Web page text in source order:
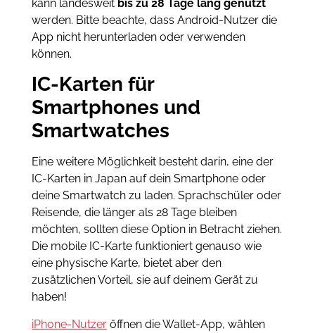
kann landesweit bis zu 28 Tage lang genutzt
werden. Bitte beachte, dass Android-Nutzer die
App nicht herunterladen oder verwenden
können.
IC-Karten für
Smartphones und
Smartwatches
Eine weitere Möglichkeit besteht darin, eine der
IC-Karten in Japan auf dein Smartphone oder
deine Smartwatch zu laden. Sprachschüler oder
Reisende, die länger als 28 Tage bleiben
möchten, sollten diese Option in Betracht ziehen.
Die mobile IC-Karte funktioniert genauso wie
eine physische Karte, bietet aber den
zusätzlichen Vorteil, sie auf deinem Gerät zu
haben!
iPhone-Nutzeröffnen die Wallet-App, wählen